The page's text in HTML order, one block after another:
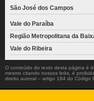
São José dos Campos
Vale do Paraíba
Região Metropolitana da
Vale do Ribeira
O conteúdo do texto desta página é
mesmo citando nossos links, é
direito autoral – artigo 184 do Código